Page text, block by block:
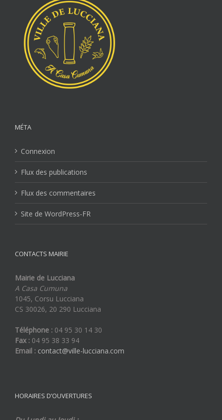
MÉTA
Connexion
Flux des publications
Flux des commentaires
Site de WordPress-FR
CONTACTS MAIRIE
Mairie de Lucciana
A Casa Cumuna
1045, Corsu Lucciana
CS 30026, 20 290 Lucciana
Téléphone : 04 95 30 14 30
Fax : 04 95 38 33 94
Email : contact@ville-lucciana.com
HORAIRES D’OUVERTURES